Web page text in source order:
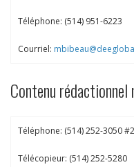
Téléphone: (514) 951-6223
Courriel:
Contenu rédactionnel
Téléphone: (514) 252-3050
Télécopieur: (514) 252-5280